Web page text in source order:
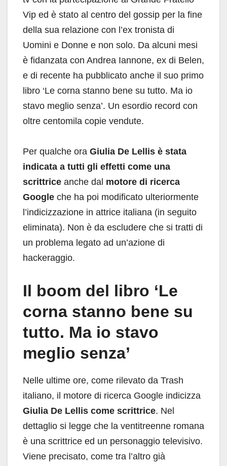
Vip ed è stato al centro del gossip per la fine
della sua relazione con l’ex tronista di
Uomini e Donne e non solo. Da alcuni mesi
è fidanzata con Andrea Iannone, ex di Belen,
e di recente ha pubblicato anche il suo primo
libro ‘Le corna stanno bene su tutto. Ma io
stavo meglio senza’. Un esordio record con
oltre centomila copie vendute.
Per qualche ora Giulia De Lellis è stata
indicata a tutti gli effetti come una
scrittrice anche dal motore di ricerca
Google che ha poi modificato ulteriormente
l’indicizzazione in attrice italiana (in seguito
eliminata). Non è da escludere che si tratti di
un problema legato ad un’azione di
hackeraggio.
Il boom del libro ‘Le
corna stanno bene su
tutto. Ma io stavo
meglio senza’
Nelle ultime ore, come rilevato da Trash
italiano, il motore di ricerca Google indicizza
Giulia De Lellis come scrittrice. Nel
dettaglio si legge che la ventitreenne romana
è una scrittrice ed un personaggio televisivo.
Viene precisato, come tra l’altro già